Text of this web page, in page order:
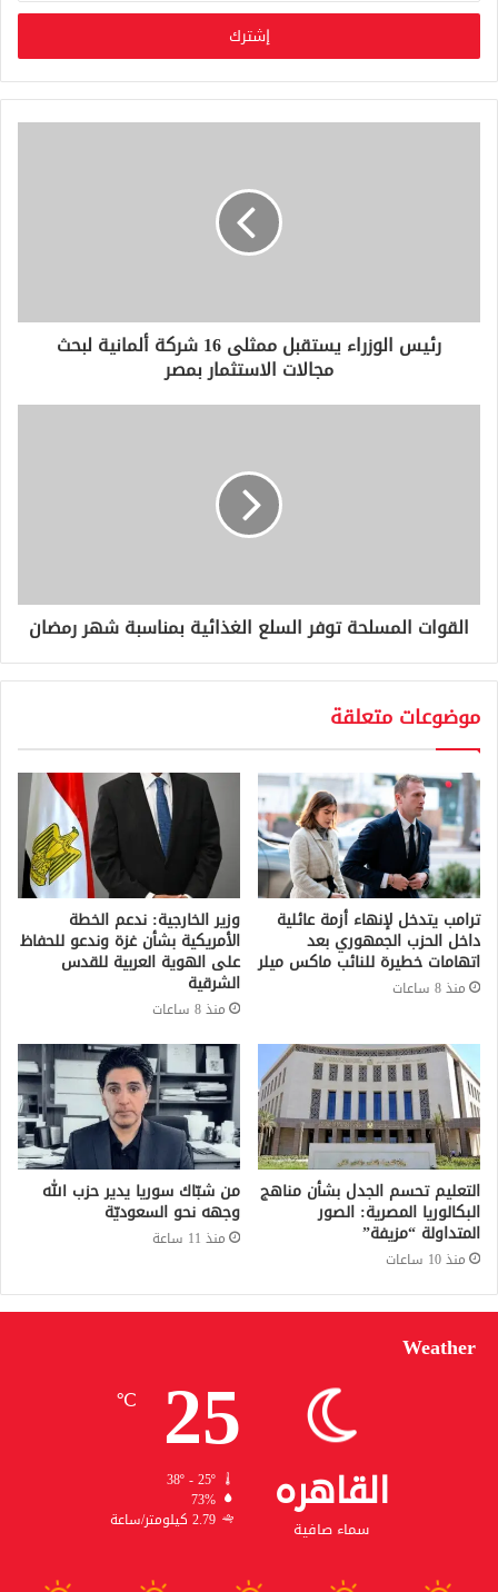
خ
ب
ر
ي
ر
رئيس الوزراء يستقبل ممثلى 16 شركة ألمانية لبحث
مجالات الاستثمار بمصر
القوات المسلحة توفر السلع الغذائية بمناسبة شهر رمضان
موضوعات متعلقة
ترامب يتدخل لإنهاء أزمة عائلية
داخل الحزب الجمهوري بعد
اتهامات خطيرة للنائب ماكس ميلر
منذ 8 ساعات
وزير الخارجية: ندعم الخطة
الأمريكية بشأن غزة وندعو للحفاظ
على الهوية العربية للقدس
الشرقية
منذ 8 ساعات
التعليم تحسم الجدل بشأن مناهج
البكالوريا المصرية: الصور
المتداولة “مزيفة”
منذ 10 ساعات
من شبّاك سوريا يدير حزب الله
وجهه نحو السعوديّة
منذ 11 ساعة
Weather
القاهره
سماء صافية
25
℃
38º - 25º
73%
2.79 كيلومتر/ساعة